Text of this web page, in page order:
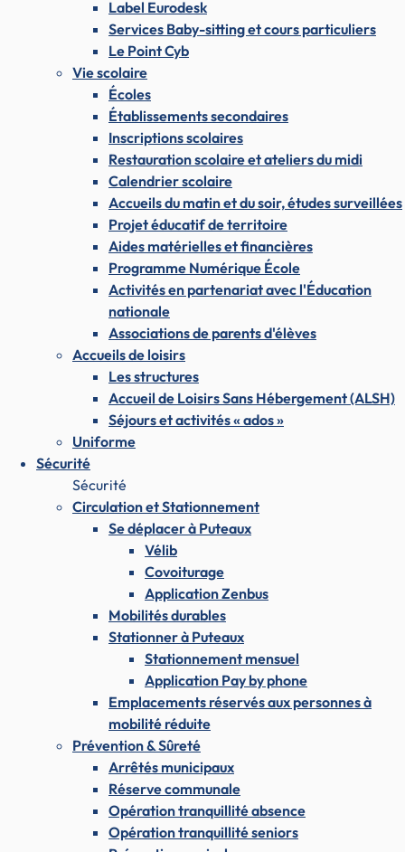
Label Eurodesk
Services Baby-sitting et cours particuliers
Le Point Cyb
Vie scolaire
Écoles
Établissements secondaires
Inscriptions scolaires
Restauration scolaire et ateliers du midi
Calendrier scolaire
Accueils du matin et du soir, études surveillées
Projet éducatif de territoire
Aides matérielles et financières
Programme Numérique École
Activités en partenariat avec l'Éducation
nationale
Associations de parents d'élèves
Accueils de loisirs
Les structures
Accueil de Loisirs Sans Hébergement (ALSH)
Séjours et activités « ados »
Uniforme
Sécurité
Sécurité
Circulation et Stationnement
Se déplacer à Puteaux
Vélib
Covoiturage
Application Zenbus
Mobilités durables
Stationner à Puteaux
Stationnement mensuel
Application Pay by phone
Emplacements réservés aux personnes à
mobilité réduite
Prévention & Sûreté
Arrêtés municipaux
Réserve communale
Opération tranquillité absence
Opération tranquillité seniors